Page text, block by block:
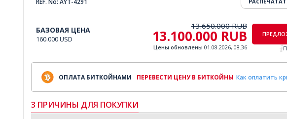
БАЗОВАЯ ЦЕНА
160.000 USD
13.650.000 RUB
13.100.000 RUB
Цены обновлены 01.08.2026, 08.36
ОПЛАТА БИТКОЙНАМИ ПЕРЕВЕСТИ ЦЕНУ В БИТКОЙНЫ Как оплатить
3 ПРИЧИНЫ ДЛЯ ПОКУПКИ